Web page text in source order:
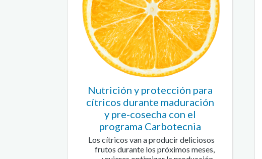
Nutrición y protección para
cítricos durante maduración
y pre-cosecha con el
programa Carbotecnia
Los cítricos van a producir deliciosos
frutos durante los próximos meses,